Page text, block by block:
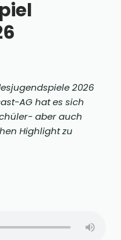
2026
AG hat es sich
aber auch
Highlight zu